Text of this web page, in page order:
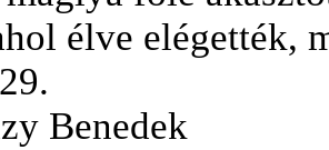
élve elégették,
Benedek